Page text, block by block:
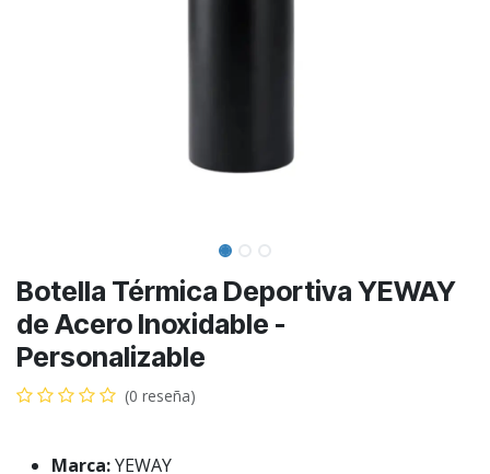
Botella Térmica Deportiva YEWAY
de Acero Inoxidable -
Personalizable
(0 reseña)
Marca:YEWAY